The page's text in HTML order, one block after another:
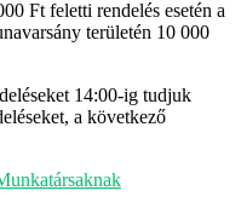
Ft feletti rendelés esetén a
területén 10 000
14:00-ig tudjuk
a következő